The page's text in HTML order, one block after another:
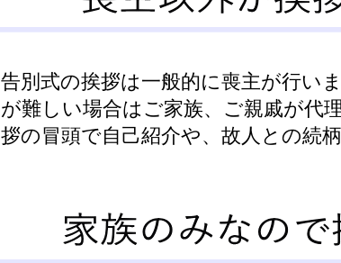
告別式の挨拶は一般的に喪主が行い
が難しい場合はご家族、ご親戚が代
拶の冒頭で自己紹介や、故人との続